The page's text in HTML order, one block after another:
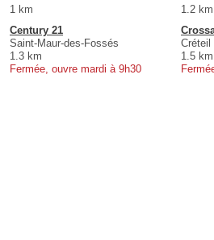
1 km
1.2 km
Century 21
Saint-Maur-des-Fossés
1.3 km
Fermée, ouvre mardi à 9h30
Créteil
1.5 km